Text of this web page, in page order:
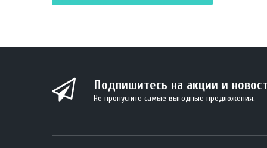
Подпишитесь на акции и
Не пропустите самые выгодные предложения.